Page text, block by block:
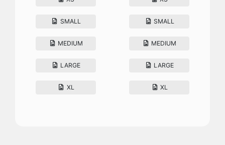
SMALL
MEDIUM
LARGE
XL
SMALL
MEDIUM
LARGE
XL